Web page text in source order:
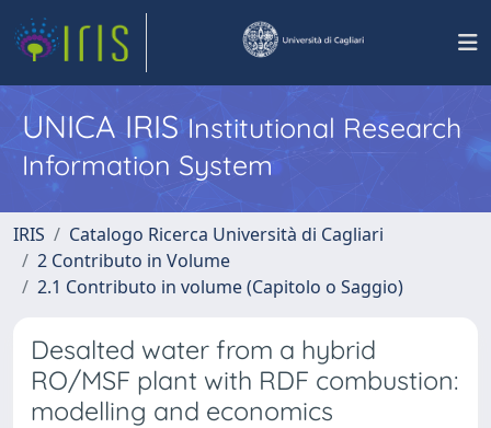
UNICA IRISInstitutional Research
Information System
IRIS
Catalogo Ricerca Università di Cagliari
2 Contributo in Volume
2.1 Contributo in volume (Capitolo o Saggio)
Desalted water from a hybrid
RO/MSF plant with RDF combustion:
modelling and economics